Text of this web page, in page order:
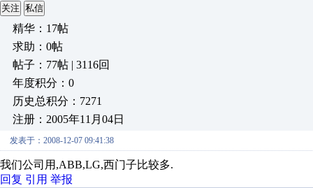
关注 私信
精华：17帖
求助：0帖
帖子：77帖 | 3116回
年度积分：0
历史总积分：7271
注册：2005年11月04日
发表于：2008-12-07 09:41:38
我们公司用,ABB,LG,西门子比较多.
回复 引用 举报